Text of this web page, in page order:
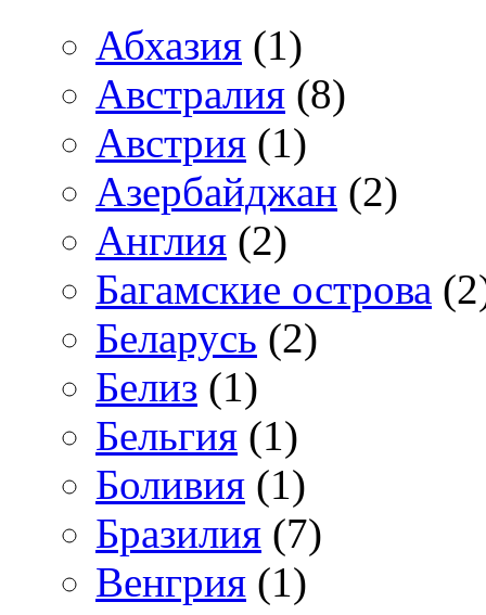
Абхазия (1)
Австралия (8)
Австрия (1)
Азербайджан (2)
Англия (2)
Багамские острова
Беларусь (2)
Белиз (1)
Бельгия (1)
Боливия (1)
Бразилия (7)
Венгрия (1)